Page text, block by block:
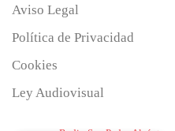
Aviso Legal
Política de Privacidad
Cookies
Ley Audiovisual